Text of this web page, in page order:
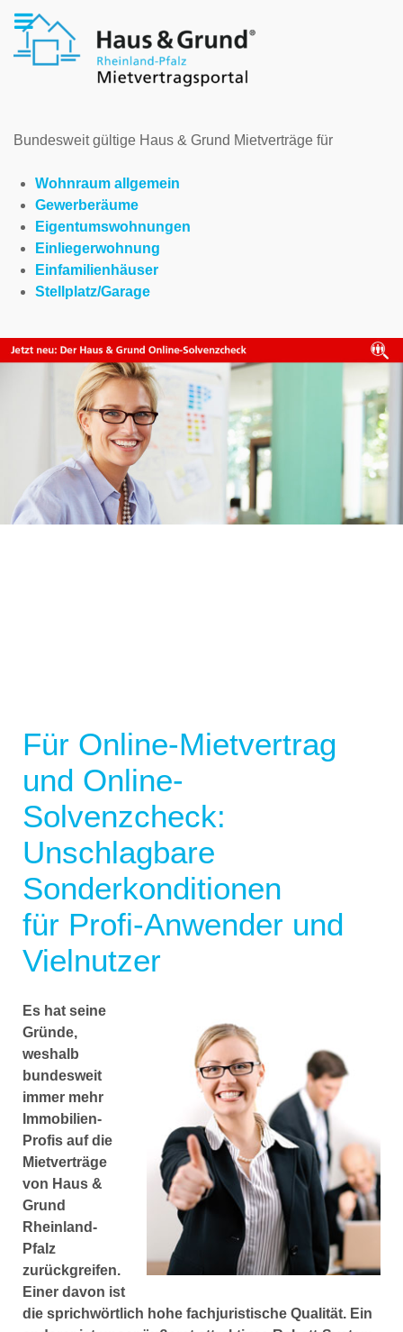
Bundesweit gültige Haus & Grund Mietverträge für
Wohnraum allgemein
Gewerberäume
Eigentumswohnungen
Einliegerwohnung
Einfamilienhäuser
Stellplatz/Garage
Für Online-Mietvertrag
und Online-
Solvenzcheck:
Unschlagbare
Sonderkonditionen
für Profi-Anwender und
Vielnutzer
Es hat seine
Gründe,
weshalb
bundesweit
immer mehr
Immobilien-
Profis auf die
Mietverträge
von Haus &
Grund
Rheinland-
Pfalz
zurückgreifen.
Einer davon ist
die sprichwörtlich hohe fachjuristische Qualität. Ein